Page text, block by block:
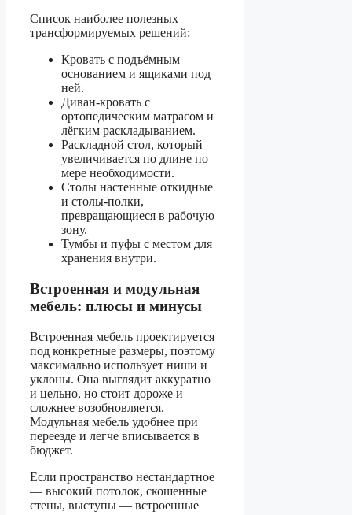
Список наиболее полезных
трансформируемых решений:
Кровать с подъёмным
основанием и ящиками под
ней.
Диван-кровать с
ортопедическим матрасом и
лёгким раскладыванием.
Раскладной стол, который
увеличивается по длине по
мере необходимости.
Столы настенные откидные
и столы-полки,
превращающиеся в рабочую
зону.
Тумбы и пуфы с местом для
хранения внутри.
Встроенная и модульная
мебель: плюсы и минусы
Встроенная мебель проектируется
под конкретные размеры, поэтому
максимально использует ниши и
уклоны. Она выглядит аккуратно
и цельно, но стоит дороже и
сложнее возобновляется.
Модульная мебель удобнее при
переезде и легче вписывается в
бюджет.
Если пространство нестандартное
— высокий потолок, скошенные
стены, выступы — встроенные